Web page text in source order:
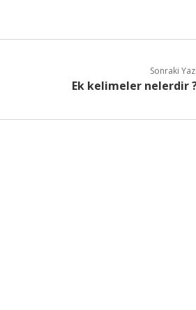
Sonraki
Ek kelimeler nelerdir